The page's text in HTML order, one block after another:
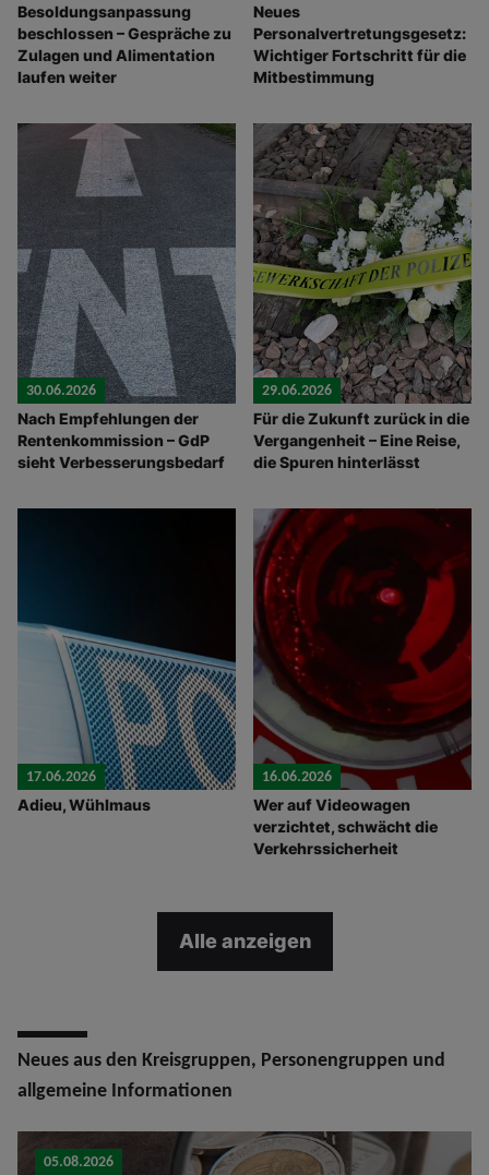
Besoldungsanpassung
beschlossen – Gespräche zu
Zulagen und Alimentation
laufen weiter
Neues
Personalvertretungsgesetz:
Wichtiger Fortschritt für die
Mitbestimmung
30.06.2026
Nach Empfehlungen der
Rentenkommission – GdP
sieht Verbesserungsbedarf
29.06.2026
Für die Zukunft zurück in die
Vergangenheit – Eine Reise,
die Spuren hinterlässt
17.06.2026
Adieu, Wühlmaus
16.06.2026
Wer auf Videowagen
verzichtet, schwächt die
Verkehrssicherheit
Alle anzeigen
Neues aus den Kreisgruppen, Personengruppen und
allgemeine Informationen
05.08.2026